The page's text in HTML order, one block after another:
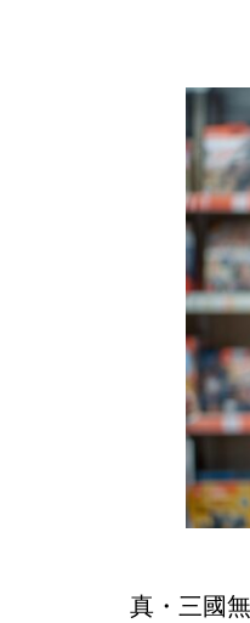
真・三國